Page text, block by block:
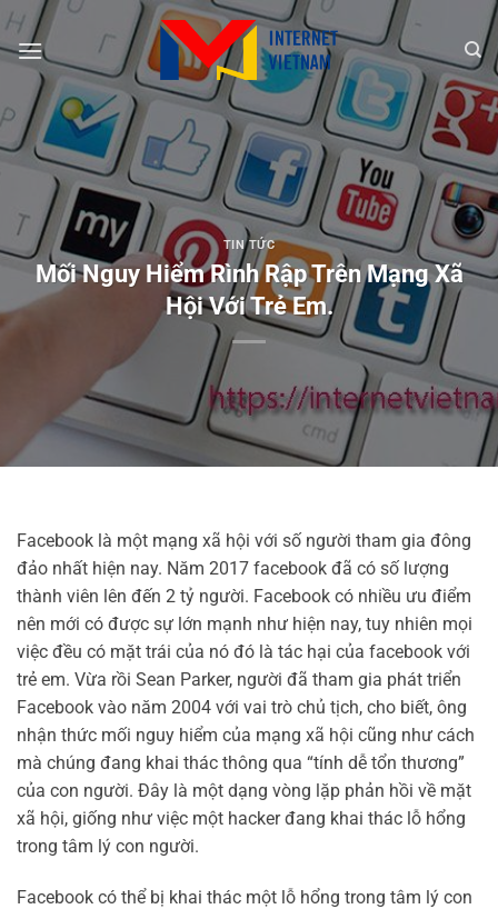
Chuyển
đến
dung
TIN TỨC
Mối Nguy Hiểm Rình Rập Trên Mạng Xã
Hội Với Trẻ Em.
Facebook là một mạng xã hội với số người tham gia đông
đảo nhất hiện nay. Năm 2017 facebook đã có số lượng
thành viên lên đến 2 tỷ người. Facebook có nhiều ưu điểm
nên mới có được sự lớn mạnh như hiện nay, tuy nhiên mọi
việc đều có mặt trái của nó đó là tác hại của facebook với
trẻ em. Vừa rồi Sean Parker, người đã tham gia phát triển
Facebook vào năm 2004 với vai trò chủ tịch, cho biết, ông
nhận thức mối nguy hiểm của mạng xã hội cũng như cách
mà chúng đang khai thác thông qua “tính dễ tổn thương”
của con người. Đây là một dạng vòng lặp phản hồi về mặt
xã hội, giống như việc một hacker đang khai thác lỗ hổng
trong tâm lý con người.
Facebook có thể bị khai thác một lỗ hổng trong tâm lý con